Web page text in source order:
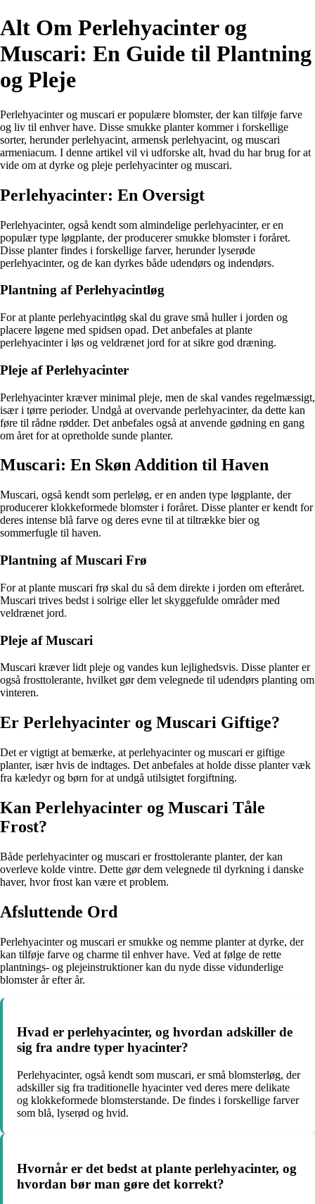
Alt Om Perlehyacinter og
Muscari: En Guide til Plantning
og Pleje
Perlehyacinter og muscari er populære blomster, der kan tilføje farve
og liv til enhver have. Disse smukke planter kommer i forskellige
sorter, herunder perlehyacint, armensk perlehyacint, og muscari
armeniacum. I denne artikel vil vi udforske alt, hvad du har brug for at
vide om at dyrke og pleje perlehyacinter og muscari.
Perlehyacinter: En Oversigt
Perlehyacinter, også kendt som almindelige perlehyacinter, er en
populær type løgplante, der producerer smukke blomster i foråret.
Disse planter findes i forskellige farver, herunder lyserøde
perlehyacinter, og de kan dyrkes både udendørs og indendørs.
Plantning af Perlehyacintløg
For at plante perlehyacintløg skal du grave små huller i jorden og
placere løgene med spidsen opad. Det anbefales at plante
perlehyacinter i løs og veldrænet jord for at sikre god dræning.
Pleje af Perlehyacinter
Perlehyacinter kræver minimal pleje, men de skal vandes regelmæssigt,
især i tørre perioder. Undgå at overvande perlehyacinter, da dette kan
føre til rådne rødder. Det anbefales også at anvende gødning en gang
om året for at opretholde sunde planter.
Muscari: En Skøn Addition til Haven
Muscari, også kendt som perleløg, er en anden type løgplante, der
producerer klokkeformede blomster i foråret. Disse planter er kendt for
deres intense blå farve og deres evne til at tiltrække bier og
sommerfugle til haven.
Plantning af Muscari Frø
For at plante muscari frø skal du så dem direkte i jorden om efteråret.
Muscari trives bedst i solrige eller let skyggefulde områder med
veldrænet jord.
Pleje af Muscari
Muscari kræver lidt pleje og vandes kun lejlighedsvis. Disse planter er
også frosttolerante, hvilket gør dem velegnede til udendørs planting om
vinteren.
Er Perlehyacinter og Muscari Giftige?
Det er vigtigt at bemærke, at perlehyacinter og muscari er giftige
planter, især hvis de indtages. Det anbefales at holde disse planter væk
fra kæledyr og børn for at undgå utilsigtet forgiftning.
Kan Perlehyacinter og Muscari Tåle
Frost?
Både perlehyacinter og muscari er frosttolerante planter, der kan
overleve kolde vintre. Dette gør dem velegnede til dyrkning i danske
haver, hvor frost kan være et problem.
Afsluttende Ord
Perlehyacinter og muscari er smukke og nemme planter at dyrke, der
kan tilføje farve og charme til enhver have. Ved at følge de rette
plantnings- og plejeinstruktioner kan du nyde disse vidunderlige
blomster år efter år.
Hvad er perlehyacinter, og hvordan adskiller de
sig fra andre typer hyacinter?
Perlehyacinter, også kendt som muscari, er små blomsterløg, der
adskiller sig fra traditionelle hyacinter ved deres mere delikate
og klokkeformede blomsterstande. De findes i forskellige farver
som blå, lyserød og hvid.
Hvornår er det bedst at plante perlehyacinter, og
hvordan bør man gøre det korrekt?